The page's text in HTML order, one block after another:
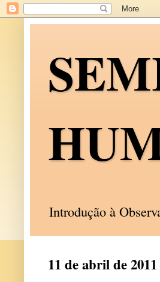
Introdução à
11 de abril de 2011